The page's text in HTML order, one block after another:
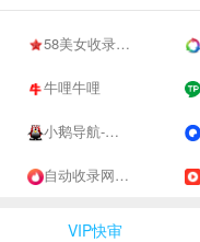
58美女收录网-自动收录网站-流量交换-自动链
牛哩牛哩
小鹅导航-网站收录-自动收录网-网址收录-自动秒收录
自动收录网 - 自动秒收录-网站收录-收录网站-网址收录-秒收录
VIP快审